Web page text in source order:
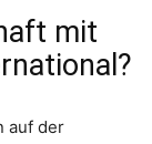
mit
auf der